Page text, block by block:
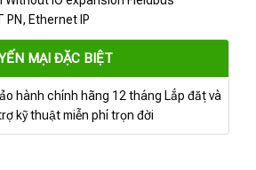
PN, Ethernet IP
MẠI ĐẶC BIỆT
hành chính hãng 12 tháng Lắp đặt và
kỹ thuật miễn phí trọn đời